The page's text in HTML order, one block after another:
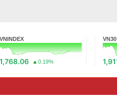
VNINDEX
1,768.06 0.19%
VN30